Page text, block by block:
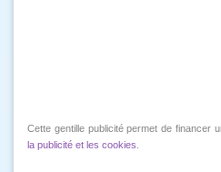
Cette gentille publicité permet de financer
la publicité et les cookies